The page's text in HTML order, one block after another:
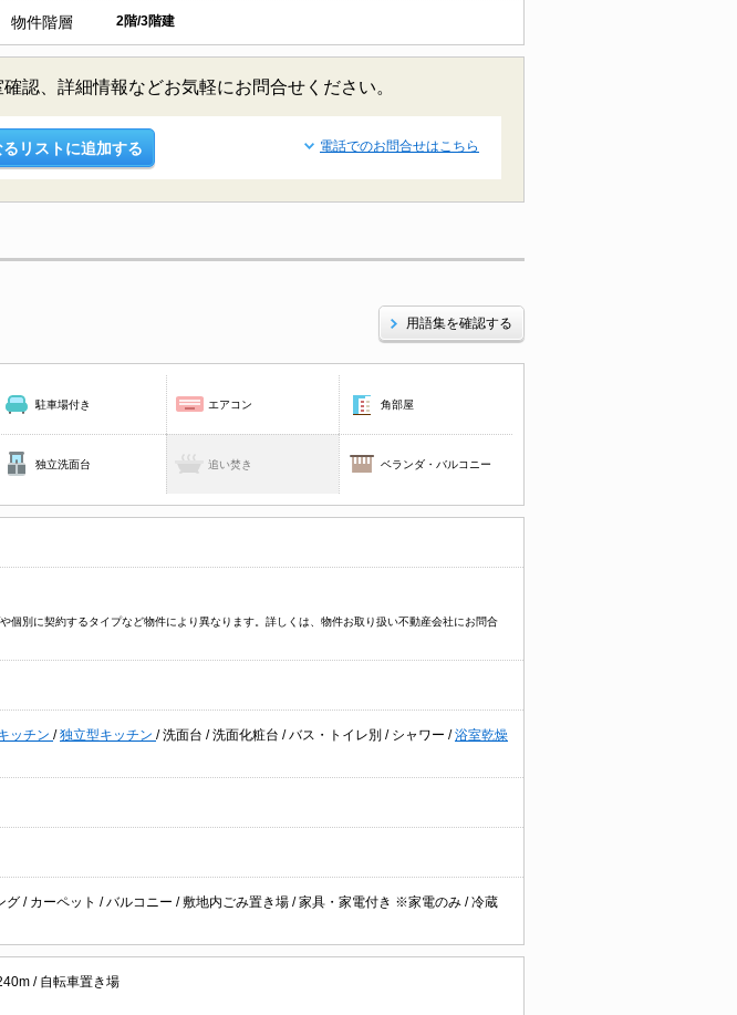
物件階層 2階/3階建
認、詳細情報などお気軽にお問合せください。
リストに追加する 電話でのお問合せはこちら
用語集を確認する
駐車場付き エアコン 角部屋
独立洗面台 追い焚き ベランダ・バルコニー
別に契約するタイプなど物件により異なります。詳しくは、物件お取り扱い不動産会社にお問合
ッチン /独立型キッチン /洗面台 /洗面化粧台 /バス・トイレ別 / シャワー /浴室乾燥
グ / カーペット /バルコニー /敷地内ごみ置き場 /家具・家電付き ※家電のみ /冷蔵
/ 自転車置き場